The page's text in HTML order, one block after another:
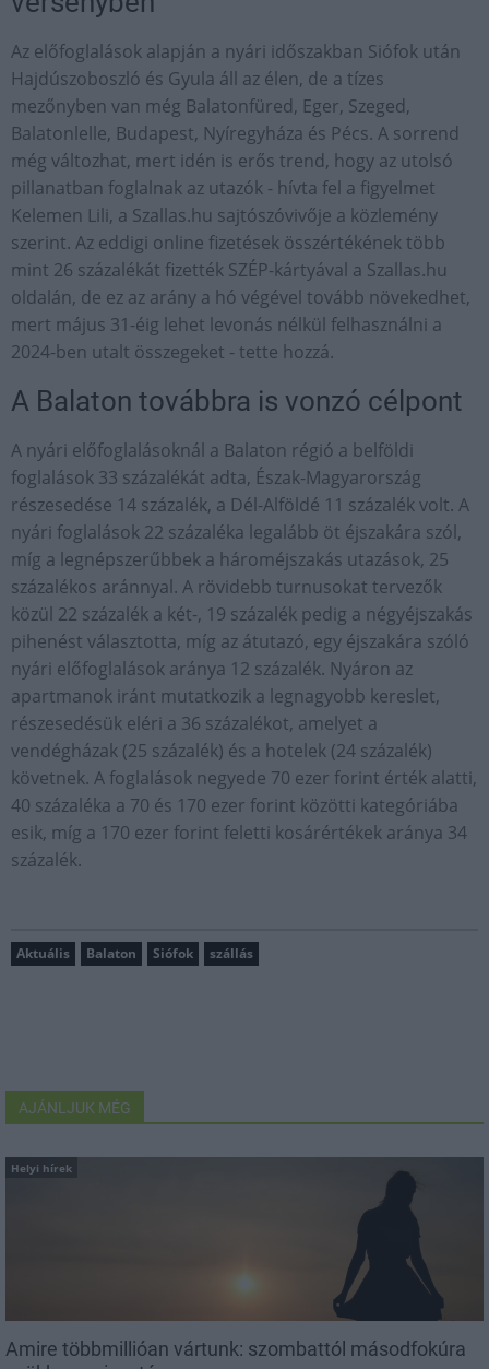
Az előfoglalások alapján a nyári időszakban Siófok után
Hajdúszoboszló és Gyula áll az élen, de a tízes
mezőnyben van még Balatonfüred, Eger, Szeged,
Balatonlelle, Budapest, Nyíregyháza és Pécs. A sorrend
még változhat, mert idén is erős trend, hogy az utolsó
pillanatban foglalnak az utazók - hívta fel a figyelmet
Kelemen Lili, a Szallas.hu sajtószóvivője a közlemény
szerint. Az eddigi online fizetések összértékének több
mint 26 százalékát fizették SZÉP-kártyával a Szallas.hu
oldalán, de ez az arány a hó végével tovább növekedhet,
mert május 31-éig lehet levonás nélkül felhasználni a
2024-ben utalt összegeket - tette hozzá.
A Balaton továbbra is vonzó célpont
A nyári előfoglalásoknál a Balaton régió a belföldi
foglalások 33 százalékát adta, Észak-Magyarország
részesedése 14 százalék, a Dél-Alföldé 11 százalék volt. A
nyári foglalások 22 százaléka legalább öt éjszakára szól,
míg a legnépszerűbbek a hároméjszakás utazások, 25
százalékos aránnyal. A rövidebb turnusokat tervezők
közül 22 százalék a két-, 19 százalék pedig a négyéjszakás
pihenést választotta, míg az átutazó, egy éjszakára szóló
nyári előfoglalások aránya 12 százalék. Nyáron az
apartmanok iránt mutatkozik a legnagyobb kereslet,
részesedésük eléri a 36 százalékot, amelyet a
vendégházak (25 százalék) és a hotelek (24 százalék)
követnek. A foglalások negyede 70 ezer forint érték alatti,
40 százaléka a 70 és 170 ezer forint közötti kategóriába
esik, míg a 170 ezer forint feletti kosárértékek aránya 34
százalék.
Aktuális Balaton Siófok szállás
AJÁNLJUK MÉG
Helyi hírek
Amire többmillióan vártunk: szombattól másodfokúra